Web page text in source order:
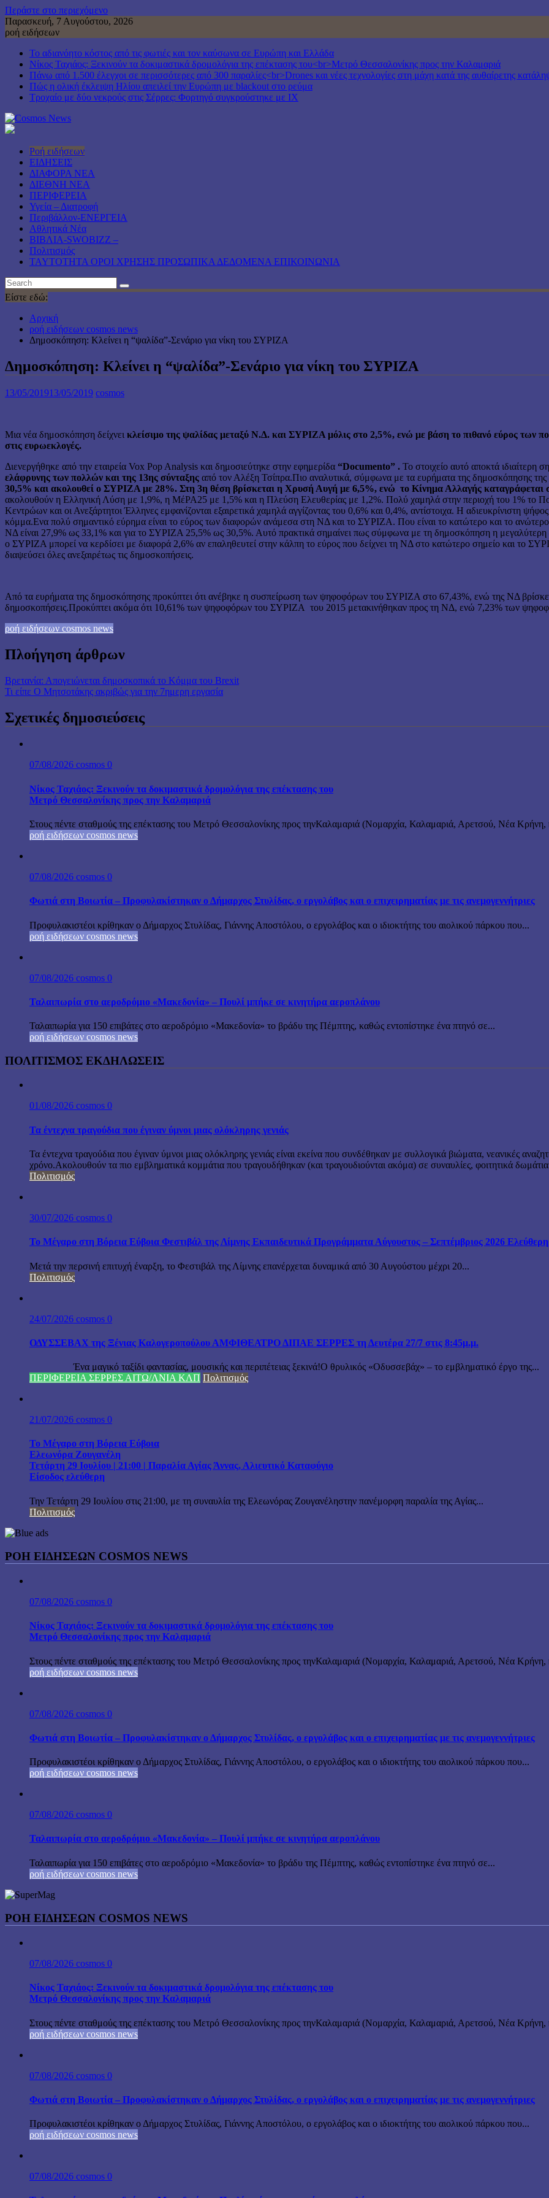
Περάστε στο περιεχόμενο
Παρασκευή, 7 Αυγούστου, 2026
ροή ειδήσεων
Το αδιανόητο κόστος από τις φωτιές και τον καύσωνα σε Ευρώπη και Ελλάδα
Νίκος Ταχιάος: Ξεκινούν τα δοκιμαστικά δρομολόγια της επέκτασης του<br>Μετρό Θεσσαλονίκης προς την Καλαμαριά
Πάνω από 1.500 έλεγχοι σε περισσότερες από 300 παραλίες<br>Drones και νέες τεχνολογίες στη μάχη κατά της αυθαίρετης
Πώς η ολική έκλειψη Ηλίου απειλεί την Ευρώπη με blackout στο ρεύμα
Τροχαίο με δύο νεκρούς στις Σέρρες: Φορτηγό συγκρούστηκε με ΙΧ
Ροή ειδήσεων
ΕΙΔΗΣΕΙΣ
ΔΙΑΦΟΡΑ ΝΕΑ
ΔΙΕΘΝΗ ΝΕΑ
ΠΕΡΙΦΕΡΕΙΑ
Υγεία – Διατροφή
Περιβάλλον-ΕΝΕΡΓΕΙΑ
Αθλητικά Νέα
ΒΙΒΛΙΑ-SWOBIZZ –
Πολιτισμός
TAYTOTHTA ΟΡΟΙ ΧΡΗΣΗΣ ΠΡΟΣΩΠΙΚΑ ΔΕΔΟΜΕΝΑ ΕΠΙΚΟΙΝΩΝΙΑ
Είστε εδώ:
Αρχική
ροή ειδήσεων cosmos news
Δημοσκόπηση: Κλείνει η “ψαλίδα”-Σενάριο για νίκη του ΣΥΡΙΖΑ
Δημοσκόπηση: Κλείνει η “ψαλίδα”-Σενάριο για νίκη του ΣΥΡΙΖΑ
13/05/201913/05/2019 cosmos
Μια νέα δημοσκόπηση δείχνει κλείσιμο της ψαλίδας μεταξύ Ν.Δ. και ΣΥΡΙΖΑ μόλις στο 2,5%, ενώ με βάση το πιθανό εύρος των
στις ευρωεκλογές.
Διενεργήθηκε από την εταιρεία Vox Pop Analysis και δημοσιεύτηκε στην εφημερίδα “Documento” . Το στοιχείο αυτό αποκτά ιδιαίτερη
ελάφρυνης των πολλών και της 13ης σύνταξης από τον Αλέξη Τσίπρα.Πιο αναλυτικά, σύμφωνα με τα ευρήματα της δημοσκόπησης της
30,5% και ακολουθεί ο ΣΥΡΙΖΑ με 28%. Στη 3η θέση βρίσκεται η Χρυσή Αυγή με 6,5%, ενώ το Κίνημα Αλλαγής καταγράφεται
ακολουθούν η Ελληνική Λύση με 1,9%, η ΜέΡΑ25 με 1,5% και η Πλεύση Ελευθερίας με 1,2%. Πολύ χαμηλά στην περιοχή του 1% το
Κεντρώων και οι Ανεξάρτητοι Έλληνες εμφανίζονται εξαιρετικά χαμηλά αγγίζοντας του 0,6% και 0,4%, αντίστοιχα. Η αδιευκρίνιστη
κόμμα.Ενα πολύ σημαντικό εύρημα είναι το εύρος των διαφορών ανάμεσα στη ΝΔ και το ΣΥΡΙΖΑ. Που είναι το κατώτερο και το
ΝΔ είναι 27,9% ως 33,1% και για το ΣΥΡΙΖΑ 25,5% ως 30,5%. Αυτό πρακτικά σημαίνει πως σύμφωνα με τη δημοσκόπηση η μεγαλύτερη
ο ΣΥΡΙΖΑ μπορεί να κερδίσει με διαφορά 2,6% αν επαληθευτεί στην κάλπη το εύρος που δείχνει τη ΝΔ στο κατώτερο σημείο και το
διαψεύσει όλες ανεξαιρέτως τις δημοσκοπήσεις.
Από τα ευρήματα της δημοσκόπησης προκύπτει ότι ανέβηκε η συσπείρωση των ψηφοφόρων του ΣΥΡΙΖΑ στο 67,43%, ενώ της ΝΔ
δημοσκοπήσεις.Προκύπτει ακόμα ότι 10,61% των ψηφοφόρων του ΣΥΡΙΖΑ του 2015 μετακινήθηκαν προς τη ΝΔ, ενώ 7,23% των
ροή ειδήσεων cosmos news
Πλοήγηση άρθρων
Βρετανία: Απογειώνεται δημοσκοπικά το Κόμμα του Brexit
Τι είπε Ο Μητσοτάκης ακριβώς για την 7ημερη εργασία
Σχετικές δημοσιεύσεις
07/08/2026 cosmos 0
Νίκος Ταχιάος: Ξεκινούν τα δοκιμαστικά δρομολόγια της επέκτασης του
Μετρό Θεσσαλονίκης προς την Καλαμαριά
Στους πέντε σταθμούς της επέκτασης του Μετρό Θεσσαλονίκης προς τηνΚαλαμαριά (Νομαρχία, Καλαμαριά, Αρετσού, Νέα Κρήνη,
ροή ειδήσεων cosmos news
07/08/2026 cosmos 0
Φωτιά στη Βοιωτία – Προφυλακίστηκαν ο Δήμαρχος Στυλίδας, ο εργολάβος και ο επιχειρηματίας με τις ανεμογεννήτριες
Προφυλακιστέοι κρίθηκαν ο Δήμαρχος Στυλίδας, Γιάννης Αποστόλου, ο εργολάβος και ο ιδιοκτήτης του αιολικού πάρκου που...
ροή ειδήσεων cosmos news
07/08/2026 cosmos 0
Ταλαιπωρία στο αεροδρόμιο «Μακεδονία» – Πουλί μπήκε σε κινητήρα αεροπλάνου
Ταλαιπωρία για 150 επιβάτες στο αεροδρόμιο «Μακεδονία» το βράδυ της Πέμπτης, καθώς εντοπίστηκε ένα πτηνό σε...
ροή ειδήσεων cosmos news
ΠΟΛΙΤΙΣΜΟΣ ΕΚΔΗΛΩΣΕΙΣ
01/08/2026 cosmos 0
Τα έντεχνα τραγούδια που έγιναν ύμνοι μιας ολόκληρης γενιάς
Τα έντεχνα τραγούδια που έγιναν ύμνοι μιας ολόκληρης γενιάς είναι εκείνα που συνδέθηκαν με συλλογικά βιώματα, νεανικές
χρόνο.Ακολουθούν τα πιο εμβληματικά κομμάτια που τραγουδήθηκαν (και τραγουδιούνται ακόμα) σε συναυλίες, φοιτητικά
Πολιτισμός
30/07/2026 cosmos 0
Το Μέγαρο στη Βόρεια Εύβοια Φεστιβάλ της Λίμνης Εκπαιδευτικά Προγράμματα Αύγουστος – Σεπτέμβριος 2026 Ελεύθερη
Μετά την περσινή επιτυχή έναρξη, το Φεστιβάλ της Λίμνης επανέρχεται δυναμικά από 30 Αυγούστου μέχρι 20...
Πολιτισμός
24/07/2026 cosmos 0
ΟΔΥΣΣΕΒΑΧ της Ξένιας Καλογεροπούλου ΑΜΦΙΘΕΑΤΡΟ ΔΙΠΑΕ ΣΕΡΡΕΣ τη Δευτέρα 27/7 στις 8:45μ.μ.
Ένα μαγικό ταξίδι φαντασίας, μουσικής και περιπέτειας ξεκινά!Ο θρυλικός «Οδυσσεβάχ» – το εμβληματικό έργο της...
ΠΕΡΙΦΕΡΕΙΑ ΣΕΡΡΕΣ ΑΙΤΩ/ΛΝΙΑ ΚΛΠ Πολιτισμός
21/07/2026 cosmos 0
Το Μέγαρο στη Βόρεια Εύβοια
Ελεωνόρα Ζουγανέλη
Τετάρτη 29 Ιουλίου | 21:00 | Παραλία Αγίας Άννας, Αλιευτικό Καταφύγιο
Είσοδος ελεύθερη
Την Τετάρτη 29 Ιουλίου στις 21:00, με τη συναυλία της Ελεωνόρας Ζουγανέληστην πανέμορφη παραλία της Αγίας...
Πολιτισμός
ΡΟΗ ΕΙΔΗΣΕΩΝ COSMOS NEWS
07/08/2026 cosmos 0
Νίκος Ταχιάος: Ξεκινούν τα δοκιμαστικά δρομολόγια της επέκτασης του
Μετρό Θεσσαλονίκης προς την Καλαμαριά
Στους πέντε σταθμούς της επέκτασης του Μετρό Θεσσαλονίκης προς τηνΚαλαμαριά (Νομαρχία, Καλαμαριά, Αρετσού, Νέα Κρήνη,
ροή ειδήσεων cosmos news
07/08/2026 cosmos 0
Φωτιά στη Βοιωτία – Προφυλακίστηκαν ο Δήμαρχος Στυλίδας, ο εργολάβος και ο επιχειρηματίας με τις ανεμογεννήτριες
Προφυλακιστέοι κρίθηκαν ο Δήμαρχος Στυλίδας, Γιάννης Αποστόλου, ο εργολάβος και ο ιδιοκτήτης του αιολικού πάρκου που...
ροή ειδήσεων cosmos news
07/08/2026 cosmos 0
Ταλαιπωρία στο αεροδρόμιο «Μακεδονία» – Πουλί μπήκε σε κινητήρα αεροπλάνου
Ταλαιπωρία για 150 επιβάτες στο αεροδρόμιο «Μακεδονία» το βράδυ της Πέμπτης, καθώς εντοπίστηκε ένα πτηνό σε...
ροή ειδήσεων cosmos news
ΡΟΉ ΕΙΔΉΣΕΩΝ COSMOS NEWS
07/08/2026 cosmos 0
Νίκος Ταχιάος: Ξεκινούν τα δοκιμαστικά δρομολόγια της επέκτασης του
Μετρό Θεσσαλονίκης προς την Καλαμαριά
Στους πέντε σταθμούς της επέκτασης του Μετρό Θεσσαλονίκης προς τηνΚαλαμαριά (Νομαρχία, Καλαμαριά, Αρετσού, Νέα Κρήνη,
ροή ειδήσεων cosmos news
07/08/2026 cosmos 0
Φωτιά στη Βοιωτία – Προφυλακίστηκαν ο Δήμαρχος Στυλίδας, ο εργολάβος και ο επιχειρηματίας με τις ανεμογεννήτριες
Προφυλακιστέοι κρίθηκαν ο Δήμαρχος Στυλίδας, Γιάννης Αποστόλου, ο εργολάβος και ο ιδιοκτήτης του αιολικού πάρκου που...
ροή ειδήσεων cosmos news
07/08/2026 cosmos 0